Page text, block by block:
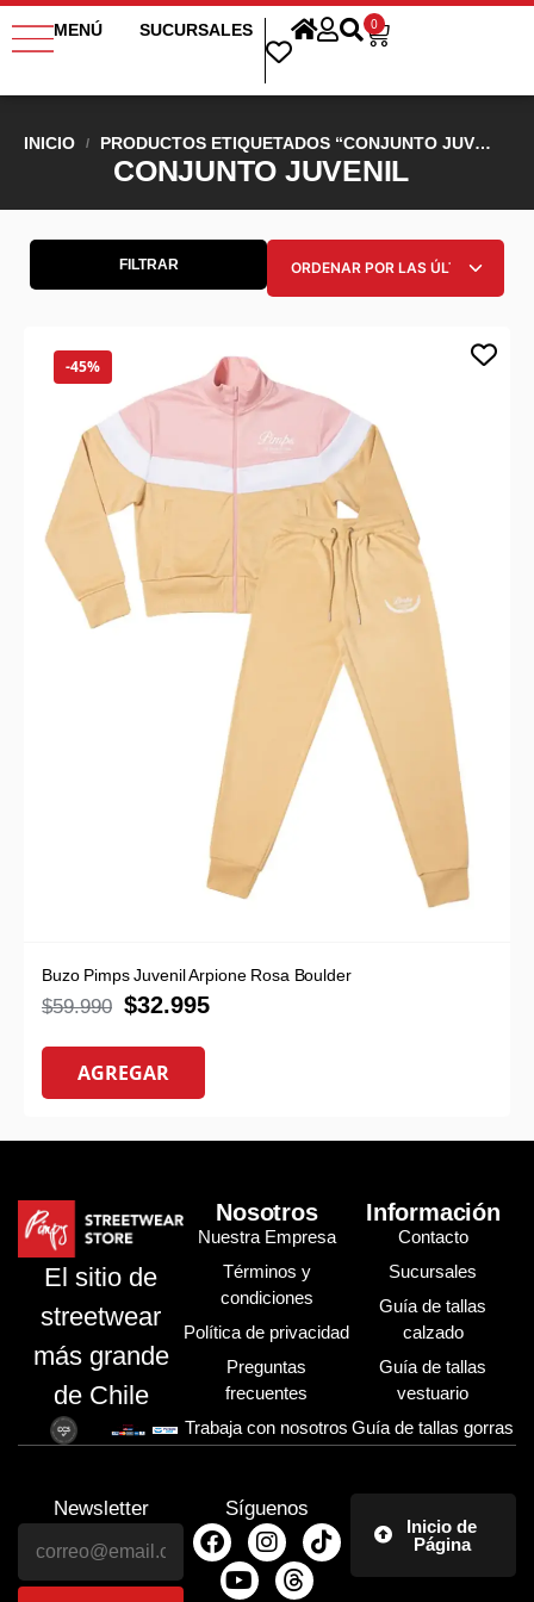
MENÚ SUCURSALES 0
INICIO / PRODUCTOS ETIQUETADOS “CONJUNTO JUVENIL”
CONJUNTO JUVENIL
FILTRAR
-45%
Buzo Pimps Juvenil Arpione Rosa Boulder
$59.990 $32.995
AGREGAR
El sitio de
streetwear
más grande
de Chile
Nosotros
Nuestra Empresa
Términos y
condiciones
Política de privacidad
Preguntas
frecuentes
Trabaja con nosotros
Información
Contacto
Sucursales
Guía de tallas
calzado
Guía de tallas
vestuario
Guía de tallas gorras
Newsletter Síguenos
Inicio de
Página